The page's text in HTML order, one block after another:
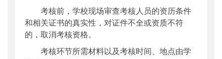
考核前，学校现场审查考核人员的资历条件
和相关证书的真实性，对证件不全或资质不符
的，取消考核资格。
考核环节所需材料以及考核时间、地点由学